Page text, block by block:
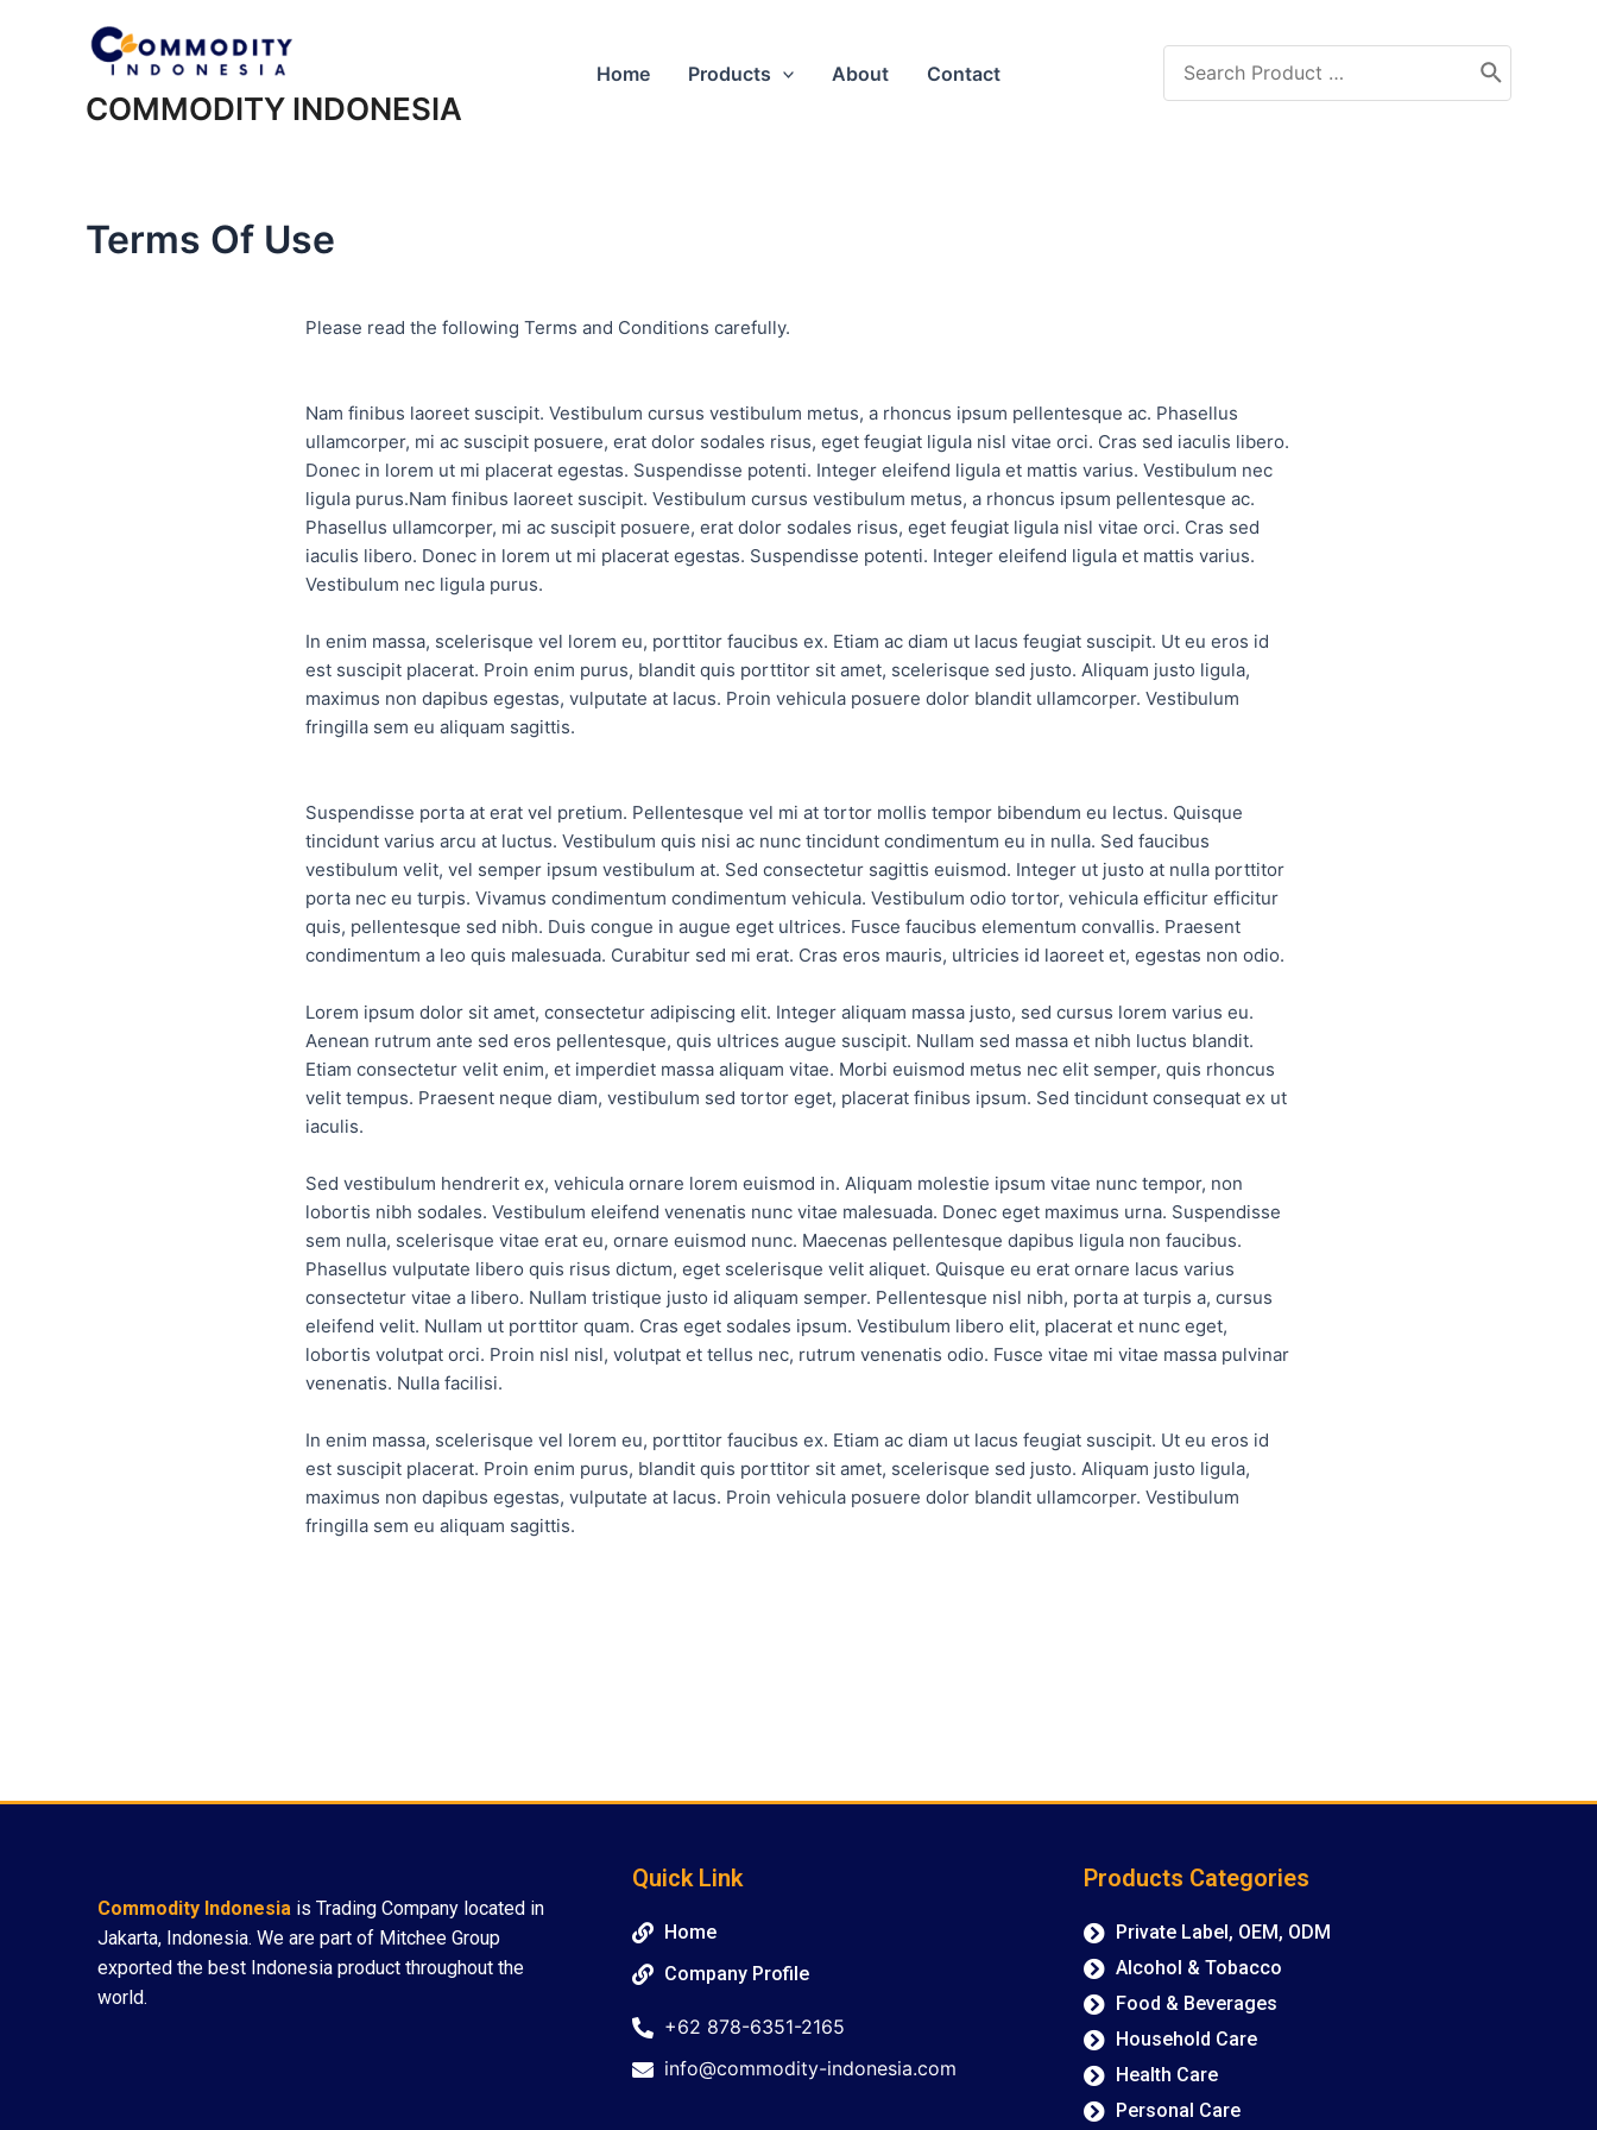
COMMODITY INDONESIA
Home Products About Contact
Terms Of Use
Please read the following Terms and Conditions carefully.
Nam finibus laoreet suscipit. Vestibulum cursus vestibulum metus, a rhoncus ipsum pellentesque ac. Phasellus
ullamcorper, mi ac suscipit posuere, erat dolor sodales risus, eget feugiat ligula nisl vitae orci. Cras sed iaculis libero.
Donec in lorem ut mi placerat egestas. Suspendisse potenti. Integer eleifend ligula et mattis varius. Vestibulum nec
ligula purus.Nam finibus laoreet suscipit. Vestibulum cursus vestibulum metus, a rhoncus ipsum pellentesque ac.
Phasellus ullamcorper, mi ac suscipit posuere, erat dolor sodales risus, eget feugiat ligula nisl vitae orci. Cras sed
iaculis libero. Donec in lorem ut mi placerat egestas. Suspendisse potenti. Integer eleifend ligula et mattis varius.
Vestibulum nec ligula purus.
In enim massa, scelerisque vel lorem eu, porttitor faucibus ex. Etiam ac diam ut lacus feugiat suscipit. Ut eu eros id
est suscipit placerat. Proin enim purus, blandit quis porttitor sit amet, scelerisque sed justo. Aliquam justo ligula,
maximus non dapibus egestas, vulputate at lacus. Proin vehicula posuere dolor blandit ullamcorper. Vestibulum
fringilla sem eu aliquam sagittis.
Suspendisse porta at erat vel pretium. Pellentesque vel mi at tortor mollis tempor bibendum eu lectus. Quisque
tincidunt varius arcu at luctus. Vestibulum quis nisi ac nunc tincidunt condimentum eu in nulla. Sed faucibus
vestibulum velit, vel semper ipsum vestibulum at. Sed consectetur sagittis euismod. Integer ut justo at nulla porttitor
porta nec eu turpis. Vivamus condimentum condimentum vehicula. Vestibulum odio tortor, vehicula efficitur efficitur
quis, pellentesque sed nibh. Duis congue in augue eget ultrices. Fusce faucibus elementum convallis. Praesent
condimentum a leo quis malesuada. Curabitur sed mi erat. Cras eros mauris, ultricies id laoreet et, egestas non odio.
Lorem ipsum dolor sit amet, consectetur adipiscing elit. Integer aliquam massa justo, sed cursus lorem varius eu.
Aenean rutrum ante sed eros pellentesque, quis ultrices augue suscipit. Nullam sed massa et nibh luctus blandit.
Etiam consectetur velit enim, et imperdiet massa aliquam vitae. Morbi euismod metus nec elit semper, quis rhoncus
velit tempus. Praesent neque diam, vestibulum sed tortor eget, placerat finibus ipsum. Sed tincidunt consequat ex ut
iaculis.
Sed vestibulum hendrerit ex, vehicula ornare lorem euismod in. Aliquam molestie ipsum vitae nunc tempor, non
lobortis nibh sodales. Vestibulum eleifend venenatis nunc vitae malesuada. Donec eget maximus urna. Suspendisse
sem nulla, scelerisque vitae erat eu, ornare euismod nunc. Maecenas pellentesque dapibus ligula non faucibus.
Phasellus vulputate libero quis risus dictum, eget scelerisque velit aliquet. Quisque eu erat ornare lacus varius
consectetur vitae a libero. Nullam tristique justo id aliquam semper. Pellentesque nisl nibh, porta at turpis a, cursus
eleifend velit. Nullam ut porttitor quam. Cras eget sodales ipsum. Vestibulum libero elit, placerat et nunc eget,
lobortis volutpat orci. Proin nisl nisl, volutpat et tellus nec, rutrum venenatis odio. Fusce vitae mi vitae massa pulvinar
venenatis. Nulla facilisi.
In enim massa, scelerisque vel lorem eu, porttitor faucibus ex. Etiam ac diam ut lacus feugiat suscipit. Ut eu eros id
est suscipit placerat. Proin enim purus, blandit quis porttitor sit amet, scelerisque sed justo. Aliquam justo ligula,
maximus non dapibus egestas, vulputate at lacus. Proin vehicula posuere dolor blandit ullamcorper. Vestibulum
fringilla sem eu aliquam sagittis.
Commodity Indonesia is Trading Company located in
Jakarta, Indonesia. We are part of Mitchee Group
exported the best Indonesia product throughout the
world.
Quick Link
Home
Company Profile
+62 878-6351-2165
info@commodity-indonesia.com
Products Categories
Private Label, OEM, ODM
Alcohol & Tobacco
Food & Beverages
Household Care
Health Care
Personal Care